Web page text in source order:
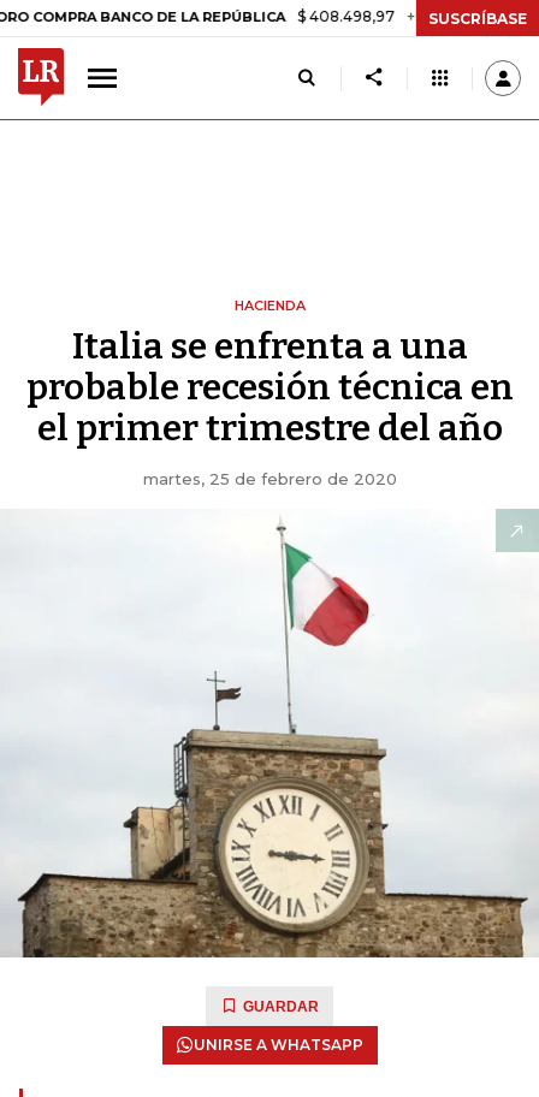
BANCO DE LA REPÚBLICA $ 408.498,97 +$ 8.753,81 +2,19%
SUSCRÍBASE
HACIENDA
Italia se enfrenta a una
probable recesión técnica en
el primer trimestre del año
martes, 25 de febrero de 2020
GUARDAR
UNIRSE A WHATSAPP